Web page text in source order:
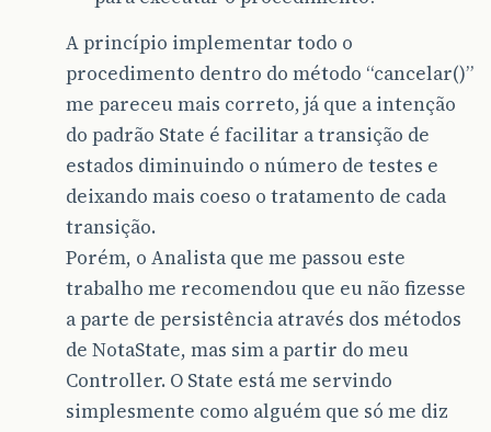
A princípio implementar todo o
procedimento dentro do método “cancelar()”
me pareceu mais correto, já que a intenção
do padrão State é facilitar a transição de
estados diminuindo o número de testes e
deixando mais coeso o tratamento de cada
transição.
Porém, o Analista que me passou este
trabalho me recomendou que eu não fizesse
a parte de persistência através dos métodos
de NotaState, mas sim a partir do meu
Controller. O State está me servindo
simplesmente como alguém que só me diz